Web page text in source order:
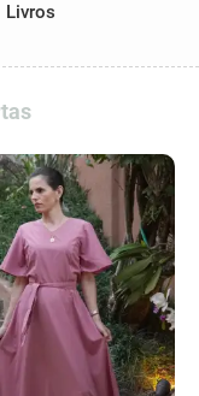
Livros